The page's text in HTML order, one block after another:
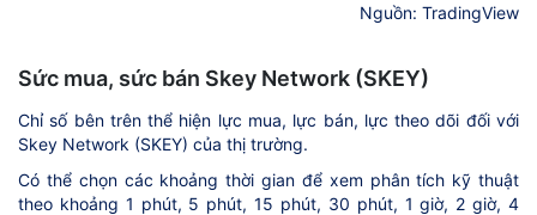
Nguồn: TradingView
Sức mua, sức bán Skey Network (SKEY)
Chỉ số bên trên thể hiện lực mua, lực bán, lực theo dõi đối với
Skey Network (SKEY) của thị trường.
Có thể chọn các khoảng thời gian để xem phân tích kỹ thuật
theo khoảng 1 phút, 5 phút, 15 phút, 30 phút, 1 giờ, 2 giờ, 4